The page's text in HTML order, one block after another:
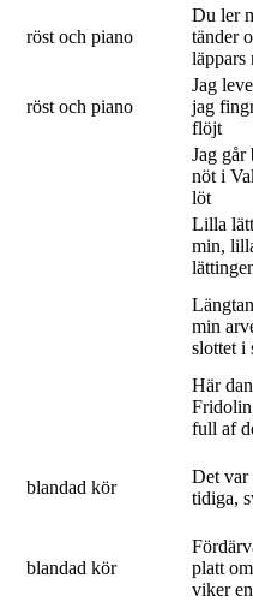
röst och piano
Du ler
tänder
läppars
röst och piano
Jag
jag
flöjt
Jag går
nöt i
löt
Lilla
min,
min
slottet i
Här
full af
blandad kör
Det var
tidiga,
blandad kör
platt
viker